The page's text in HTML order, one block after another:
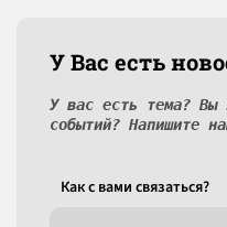
У Вас есть
У вас есть тема? Вы
событий? Напишите
Как c вами связаться?